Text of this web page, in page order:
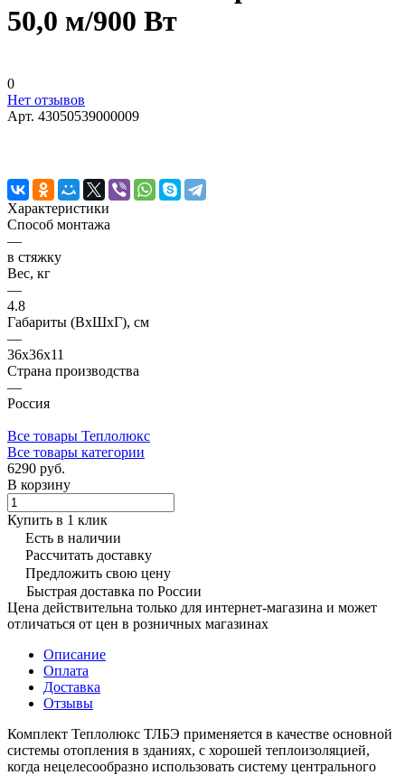
50,0 м/900 Вт
0
Нет отзывов
Арт. 43050539000009
Характеристики
Способ монтажа
—
в стяжку
Вес, кг
—
4.8
Габариты (ВхШхГ), см
—
36x36x11
Страна производства
—
Россия
Все товары Теплолюкс
Все товары категории
6290 руб.
В корзину
Купить в 1 клик
Есть в наличии
Рассчитать доставку
Предложить свою цену
Быстрая доставка по России
Цена действительна только для интернет-магазина и может
отличаться от цен в розничных магазинах
Описание
Оплата
Доставка
Отзывы
Комплект Теплолюкс ТЛБЭ применяется в качестве основной
системы отопления в зданиях, с хорошей теплоизоляцией,
когда нецелесообразно использовать систему центрального